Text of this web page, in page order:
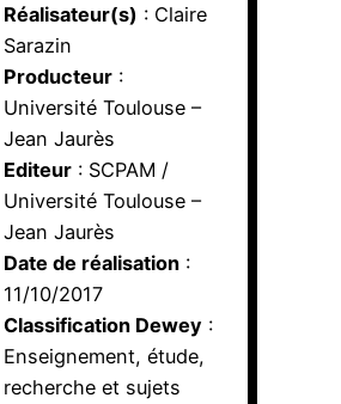
Réalisateur(s) : Claire
Sarazin
Producteur :
Université Toulouse –
Jean Jaurès
Editeur : SCPAM /
Université Toulouse –
Jean Jaurès
Date de réalisation :
11/10/2017
Classification Dewey :
Enseignement, étude,
recherche et sujets